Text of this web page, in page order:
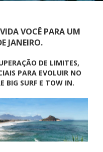
VOCÊ PARA UM
JANEIRO.
DE LIMITES,
PARA EVOLUIR NO
BIG SURF E TOW IN.